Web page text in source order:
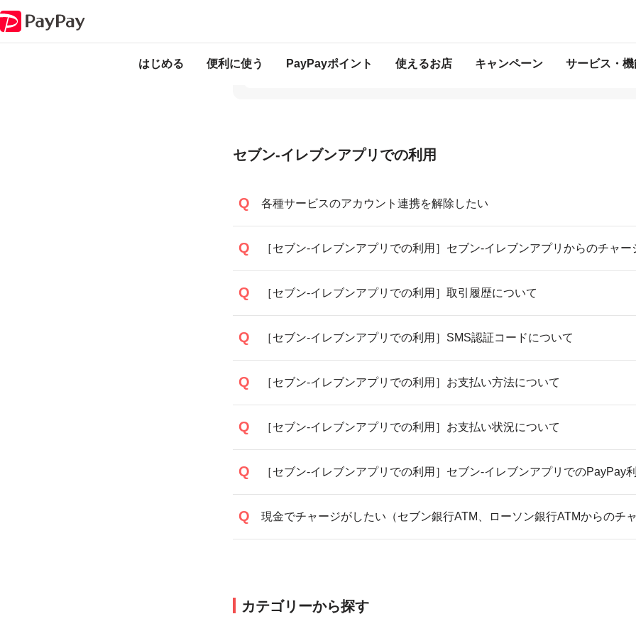
はじめる 便利に使う PayPayポイント 使えるお店 キャンペーン サービス・
セブン-イレブンアプリでの利用
各種サービスのアカウント連携を解除したい
［セブン-イレブンアプリでの利用］セブン-イレブンアプリからのチャー
［セブン-イレブンアプリでの利用］取引履歴について
［セブン-イレブンアプリでの利用］SMS認証コードについて
［セブン-イレブンアプリでの利用］お支払い方法について
［セブン-イレブンアプリでの利用］お支払い状況について
［セブン-イレブンアプリでの利用］セブン-イレブンアプリでのPayPay
現金でチャージがしたい（セブン銀行ATM、ローソン銀行ATMからのチャ
カテゴリーから探す